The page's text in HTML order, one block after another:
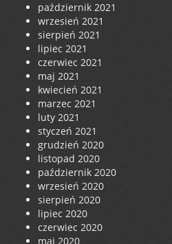
październik 2021
wrzesień 2021
sierpień 2021
lipiec 2021
czerwiec 2021
maj 2021
kwiecień 2021
marzec 2021
luty 2021
styczeń 2021
grudzień 2020
listopad 2020
październik 2020
wrzesień 2020
sierpień 2020
lipiec 2020
czerwiec 2020
maj 2020